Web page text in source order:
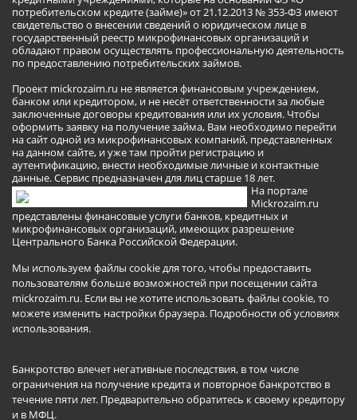
потребительском кредите (займе)» от 21.12.2013 № 353-ФЗ имеют
свидетельство о внесении сведений о юридическом лице в
государственный реестр микрофинансовых организаций и
обладают правом осуществлять профессиональную деятельность
по предоставлению потребительских займов.
Проект mickrozaim.ru не является финансовым учреждением,
банком или кредитором, и не несёт ответственности за любые
заключенные договоры кредитования или их условия. Чтобы
оформить заявку на получение займа, Вам необходимо перейти
на сайт одной из микрофинансовых компаний, представленных
на данном сайте, и уже там пройти регистрацию и
аутентификацию, внести необходимые личные и контактные
данные. Сервис предназначен для лиц старше 18 лет.
На портале
Mickrozaim.ru
представлены финансовые услуги банков, кредитных и
микрофинансовых организаций, имеющих разрешение
Центрального Банка Российской Федерации.
Мы используем файлы cookie для того, чтобы предоставить
пользователям больше возможностей при посещении сайта
mickrozaim.ru. Если вы не хотите использовать файлы cookie, то
можете изменить настройки браузера. Подробности об условиях
использования.
Банкротство влечет негативные последствия, в том числе
ограничения на получение кредита и повторное банкротство в
течение пяти лет. Предварительно обратитесь к своему кредитору
и в МФЦ.